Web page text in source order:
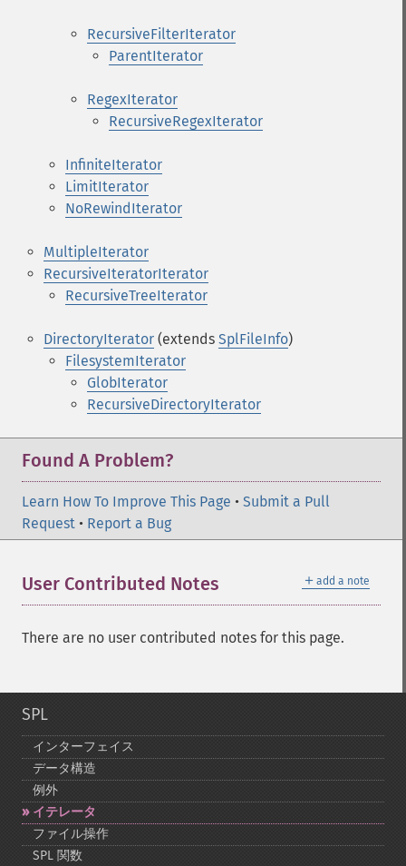
RecursiveFilterIterator
ParentIterator
RegexIterator
RecursiveRegexIterator
InfiniteIterator
LimitIterator
NoRewindIterator
MultipleIterator
RecursiveIteratorIterator
RecursiveTreeIterator
DirectoryIterator (extends SplFileInfo)
FilesystemIterator
GlobIterator
RecursiveDirectoryIterator
Found A Problem?
Learn How To Improve This Page • Submit a Pull
Request • Report a Bug
＋ add a note
User Contributed Notes
There are no user contributed notes for this page.
SPL
インターフェイス
データ構造
例外
イテレータ
ファイル操作
SPL 関数